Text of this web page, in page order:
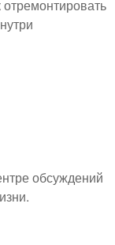
обсуждений